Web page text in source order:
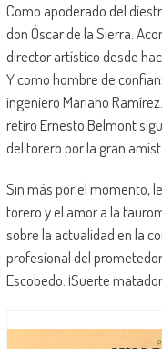
Como apoderado del
don Óscar de la Sierra.
director artístico desde
Y como hombre de
ingeniero Mariano
retiro Ernesto Belmont
del torero por la gran
Sin más por el momento,
torero y el amor a la
sobre la actualidad en la
profesional del
Escobedo. ¡Suerte